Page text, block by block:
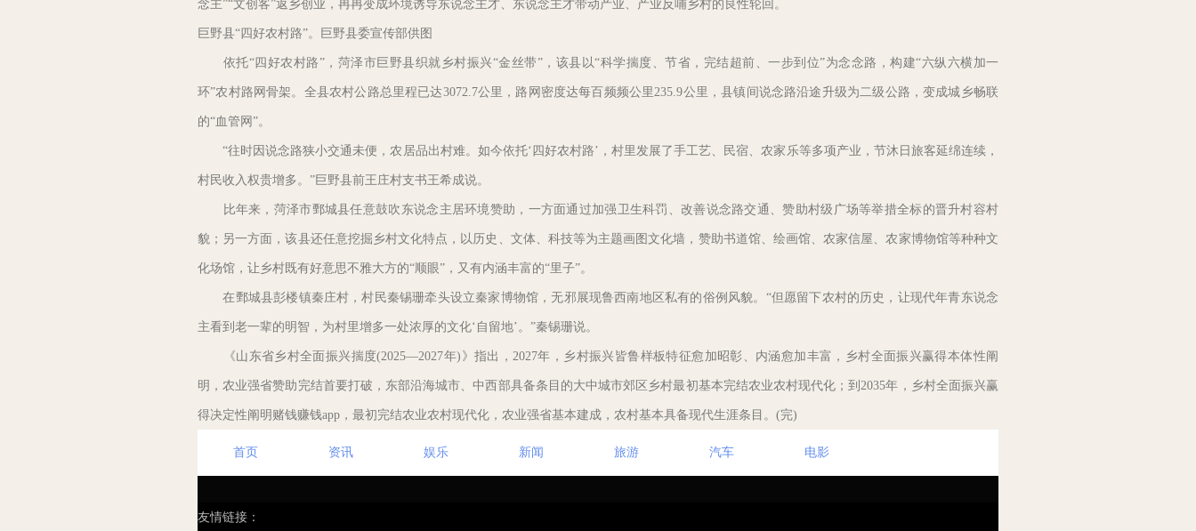
念主”“文创客”返乡创业，冉冉变成环境诱导东说念主才、东说念主才带动产业、产业反哺乡村的良性轮回。
巨野县“四好农村路”。巨野县委宣传部供图
依托“四好农村路”，菏泽市巨野县织就乡村振兴“金丝带”，该县以“科学揣度、节省，完结超前、一步到位”为念念路，构建“六纵六横加一
环”农村路网骨架。全县农村公路总里程已达3072.7公里，路网密度达每百频频公里235.9公里，县镇间说念路沿途升级为二级公路，变成城乡畅联
的“血管网”。
“往时因说念路狭小交通未便，农居品出村难。如今依托‘四好农村路’，村里发展了手工艺、民宿、农家乐等多项产业，节沐日旅客延绵连续，
村民收入权贵增多。”巨野县前王庄村支书王希成说。
比年来，菏泽市鄄城县任意鼓吹东说念主居环境赞助，一方面通过加强卫生科罚、改善说念路交通、赞助村级广场等举措全标的晋升村容村
貌；另一方面，该县还任意挖掘乡村文化特点，以历史、文体、科技等为主题画图文化墙，赞助书道馆、绘画馆、农家信屋、农家博物馆等种种文
化场馆，让乡村既有好意思不雅大方的“顺眼”，又有内涵丰富的“里子”。
在鄄城县彭楼镇秦庄村，村民秦锡珊牵头设立秦家博物馆，无邪展现鲁西南地区私有的俗例风貌。“但愿留下农村的历史，让现代年青东说念
主看到老一辈的明智，为村里增多一处浓厚的文化‘自留地’。”秦锡珊说。
《山东省乡村全面振兴揣度(2025—2027年)》指出，2027年，乡村振兴皆鲁样板特征愈加昭彰、内涵愈加丰富，乡村全面振兴赢得本体性阐
明，农业强省赞助完结首要打破，东部沿海城市、中西部具备条目的大中城市郊区乡村最初基本完结农业农村现代化；到2035年，乡村全面振兴赢
得决定性阐明赌钱赚钱app，最初完结农业农村现代化，农业强省基本建成，农村基本具备现代生涯条目。(完)
首页 资讯 娱乐 新闻 旅游 汽车 电影
友情链接：